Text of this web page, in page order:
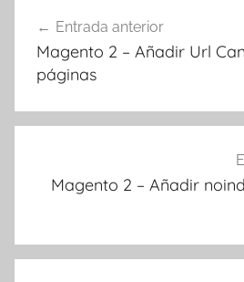
de
entradas
Entrada anterior
Magento 2 – Añadir Url
páginas
Magento 2 – Añadir